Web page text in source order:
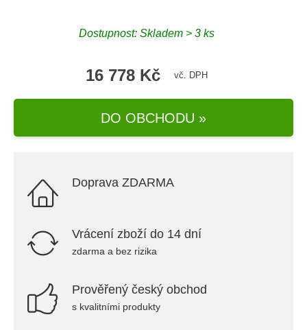
Dostupnost: Skladem > 3 ks
16 778 Kč vč. DPH
DO OBCHODU »
Doprava ZDARMA
Vrácení zboží do 14 dní
zdarma a bez rizika
Prověřený český obchod
s kvalitními produkty